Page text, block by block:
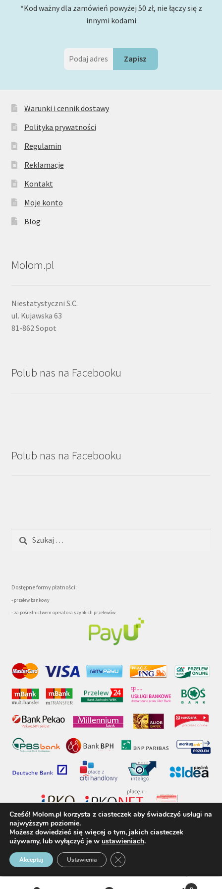
*Kod ważny dla zamówień powyżej 50 zł, nie łączy się z
innymi kodami
Warunki i cennik dostawy
Polityka prywatności
Regulamin
Reklamacje
Kontakt
Moje konto
Blog
Molom.pl
Niestatystyczni S.C.
ul. Kujawska 63
81-862 Sopot
Polub nas na Facebooku
Polub nas na Facebooku
Szukaj:
Dostępne formy płatności:
- przelew bankowy
- za pośrednictwem operatora szybkich przelewów
molom.pl © 2017 - Wszelkie prawa zastrzeżone
Cześć! Molom.pl korzysta z ciasteczek aby świadczyć usługi na
najwyższym poziomie.
Możesz dowiedzieć się więcej o tym, jakich ciasteczek
używamy, lub wyłączyć je w ustawieniach.
Akceptuj Ustawienia Zamknij panel powiadomień o